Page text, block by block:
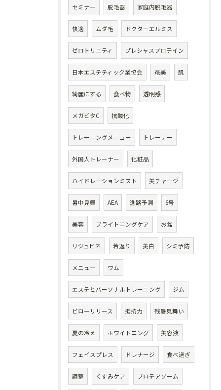
セミナー 脱毛器 家庭内脱毛器
快適 ムダ毛 ドクターエルミス
ゼロトリニティ プレシャスプロテイン
日本エステティック業協会 奄美 肌
綺麗にする 食べ物 透明感
メガビタC 抗酸化
トレーニングメニュー トレーナー
外国人トレーナー 化粧品
ハイドレーションミスト 美チャージ
暑中見舞 AEA 進路予測 6号
美容 ブライトニングケア お盆
リジュビネ 若返り 美白 シミ予防
メニュー ワム
エステとパーソナルトレーニング ジム
ピローリリース 抵抗力 残暑見舞い
夏の冷え ホワイトニング 美容液
フェイスプレス ドレナージ 食べ過ぎ
調整 くすみケア プロテアソーム